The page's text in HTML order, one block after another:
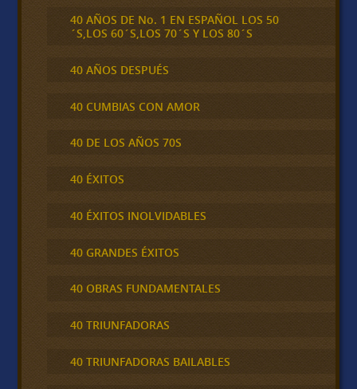
40 AÑOS DE No. 1 EN ESPAÑOL LOS 50
´S,LOS 60´S,LOS 70´S Y LOS 80´S
40 AÑOS DESPUÉS
40 CUMBIAS CON AMOR
40 DE LOS AÑOS 70S
40 ÉXITOS
40 ÉXITOS INOLVIDABLES
40 GRANDES ÉXITOS
40 OBRAS FUNDAMENTALES
40 TRIUNFADORAS
40 TRIUNFADORAS BAILABLES